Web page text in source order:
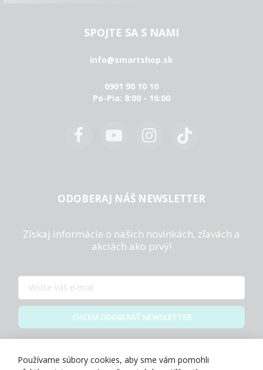
SPOJTE SA S NAMI
info@smartshop.sk
0901 90 10 10
Po-Pia: 8:00 - 16:00
ODOBERAJ NÁŠ NEWSLETTER
Získaj informácie o našich novinkách, zľavách a
akciách ako prvý!
CHCEM ODOBERAŤ NEWSLETTER
Používame súbory cookies, aby sme vám pomohli